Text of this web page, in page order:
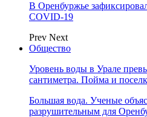
В Оренбуржье
COVID-19
Prev Next
Общество
Уровень воды в Урале
сантиметра. Пойма и
Большая вода. Ученые
разрушительным для